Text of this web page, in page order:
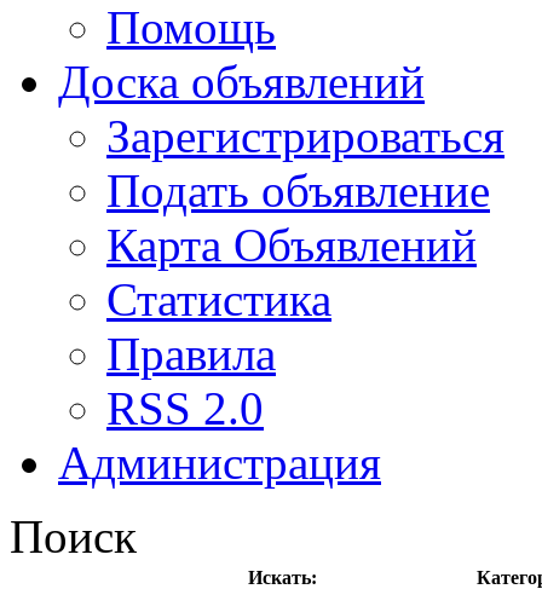
Помощь
Доска объявлений
Зарегистрироваться
Подать объявление
Карта Объявлений
Статистика
Правила
RSS 2.0
Администрация
Поиск
Искать: